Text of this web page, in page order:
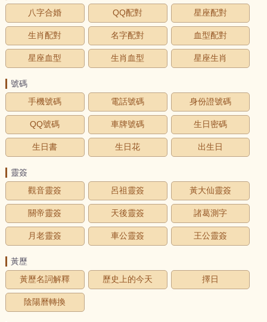
八字合婚
QQ配對 星座配對
生肖配對 名字配對 血型配對
星座血型 生肖血型 星座生肖
號碼
手機號碼
電話號碼 身份證號碼
QQ號碼 車牌號碼 生日密碼
生日書 生日花 出生日
靈簽
觀音靈簽
呂祖靈簽 黃大仙靈簽
關帝靈簽 天後靈簽 諸葛測字
月老靈簽 車公靈簽 王公靈簽
黃歷
黃歷名詞解釋
歷史上的今天 擇日
陰陽曆轉換